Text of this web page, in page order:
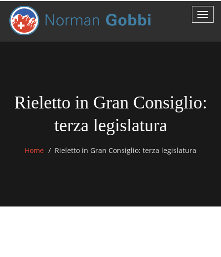
Rieletto in Gran Consiglio:
terza legislatura
Home Rieletto in Gran Consiglio: terza legislatura